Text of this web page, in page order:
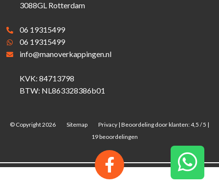
06 19315499
info@manoverkappingen.nl
3088GL Rotterdam
06 19315499
06 19315499
info@manoverkappingen.nl
KVK: 84713798
BTW: NL863328386b01
© Copyright 2026 Sitemap Privacy | Beoordeling door klanten:4,5 /5 |
19beoordelingen